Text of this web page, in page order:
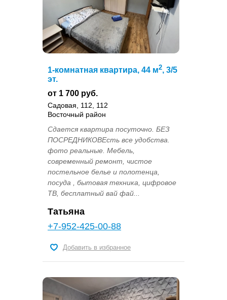
1-комнатная квартира, 44 м2, 3/5
эт.
от 1 700 руб.
Садовая, 112, 112
Восточный район
Сдается квартира посуточно. БЕЗ
ПОСРЕДНИКОВЕсть все удобства.
фото реальные. Мебель,
современный ремонт, чистое
постельное белье и полотенца,
посуда , бытовая техника, цифровое
ТВ, бесплатный вай фай...
Татьяна
+7-952-425-00-88
Добавить в избранное